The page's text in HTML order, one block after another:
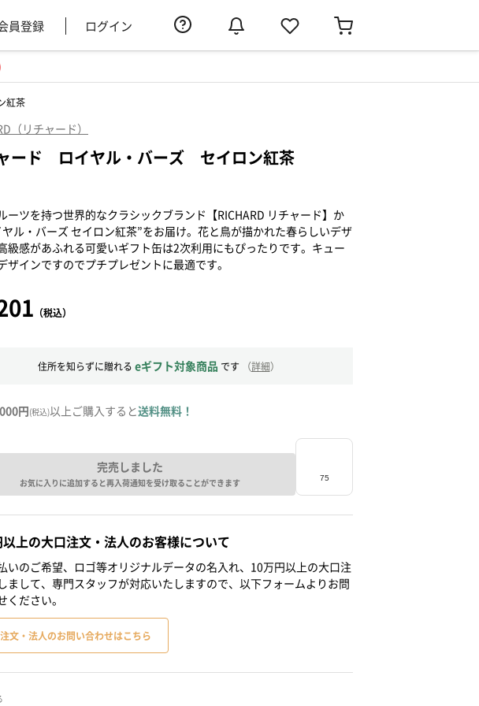
員登録 ログイン
紅茶
（リチャード）
ード ロイヤル・バーズ セイロン紅茶
ーツを持つ世界的なクラシックブランド【RICHARD リチャード】か
ヤル・バーズ セイロン紅茶”をお届け。花と鳥が描かれた春らしいデザ
級感があふれる可愛いギフト缶は2次利用にもぴったりです。キュー
ザインですのでプチプレゼントに最適です。
（税込）
住所を知らずに贈れる eギフト対象商品 です （詳細）
円(税込)以上ご購入すると送料無料！
完売しました
お気に入りに追加すると再入荷通知を受け取ることができます
上の大口注文・法人のお客様について
いのご希望、ロゴ等オリジナルデータの名入れ、10万円以上の大口注
まして、専門スタッフが対応いたしますので、以下フォームよりお問
ください。
文・法人のお問い合わせはこちら